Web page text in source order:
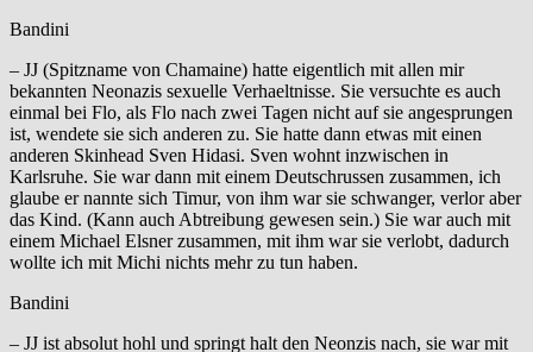
Bandini
– JJ (Spitzname von Chamaine) hatte eigentlich mit allen mir
bekannten Neonazis sexuelle Verhaeltnisse. Sie versuchte es auch
einmal bei Flo, als Flo nach zwei Tagen nicht auf sie angesprungen
ist, wendete sie sich anderen zu. Sie hatte dann etwas mit einen
anderen Skinhead Sven Hidasi. Sven wohnt inzwischen in
Karlsruhe. Sie war dann mit einem Deutschrussen zusammen, ich
glaube er nannte sich Timur, von ihm war sie schwanger, verlor aber
das Kind. (Kann auch Abtreibung gewesen sein.) Sie war auch mit
einem Michael Elsner zusammen, mit ihm war sie verlobt, dadurch
wollte ich mit Michi nichts mehr zu tun haben.
Bandini
– JJ ist absolut hohl und springt halt den Neonzis nach, sie war mit